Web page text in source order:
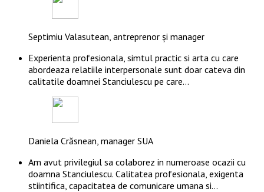
Septimiu Valasutean, antreprenor și manager
Experienta profesionala, simtul practic si arta cu care
abordeaza relatiile interpersonale sunt doar cateva din
calitatile doamnei Stanciulescu pe care…
Daniela Crăsnean, manager SUA
Am avut privilegiul sa colaborez in numeroase ocazii cu
doamna Stanciulescu. Calitatea profesionala, exigenta
stiintifica, capacitatea de comunicare umana si…